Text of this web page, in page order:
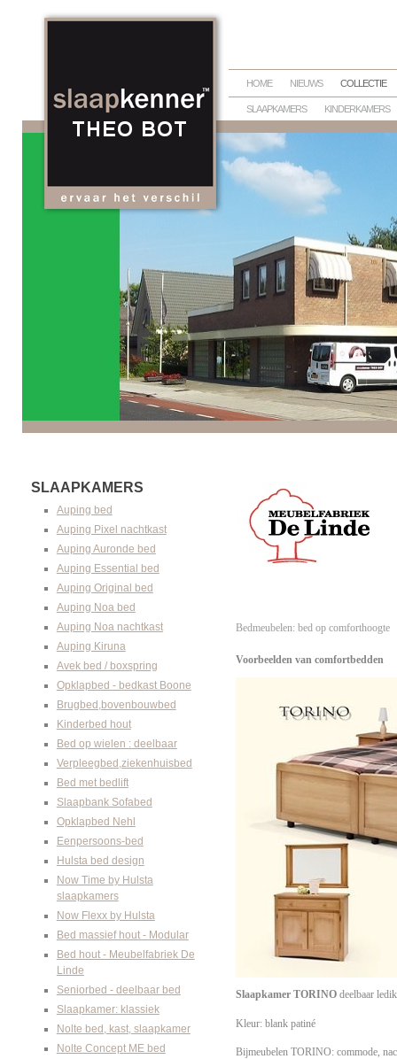
HOME NIEUWS COLLECTIE
SLAAPKAMERS KINDERKAMERS
BEDTEXTIEL
SLAAPKAMERS
Auping bed
Auping Pixel nachtkast
Auping Auronde bed
Auping Essential bed
Auping Original bed
Auping Noa bed
Auping Noa nachtkast
Auping Kiruna
Avek bed / boxspring
Opklapbed - bedkast Boone
Brugbed,bovenbouwbed
Kinderbed hout
Bed op wielen : deelbaar
Verpleegbed,ziekenhuisbed
Bed met bedlift
Slaapbank Sofabed
Opklapbed Nehl
Eenpersoons-bed
Hulsta bed design
Now Time by Hulsta
slaapkamers
Now Flexx by Hulsta
Bed massief hout - Modular
Bed hout - Meubelfabriek De
Linde
Seniorbed - deelbaar bed
Slaapkamer: klassiek
Nolte bed, kast, slaapkamer
Nolte Concept ME bed
Bedmeubelen: bed op comforthoogte
Voorbeelden van comfortbedden
Slaapkamer TORINO deelbaar
Kleur: blank patiné
Bijmeubelen TORINO: commode,